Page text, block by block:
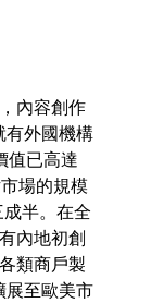
內容創作
有外國機構
值已高達
場的規模
半。在全
內地初創
類商戶製
展至歐美市